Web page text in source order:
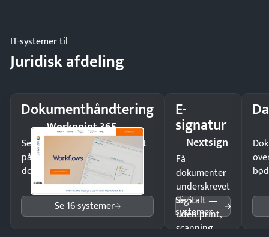
IT-systemer til
Juridisk afdeling
Dokumenthåndtering
Workpoint 365
Send kontrakter til underskrift
på minutter og mist ingen
dokumenter.
Se 16 systemer
E-
signatur
Nextsign
Få
dokumenter
underskrevet
digitalt —
uden print,
scanning
Se 5
systemer